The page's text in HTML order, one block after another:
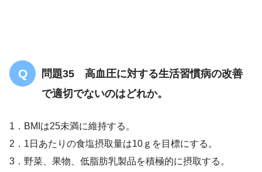
問題35 高血圧に対する生活習慣病の改善
で適切でないのはどれか。
1．BMIは25未満に維持する。
2．1日あたりの食塩摂取量は10ｇを目標にする。
3．野菜、果物、低脂肪乳製品を積極的に摂取する。